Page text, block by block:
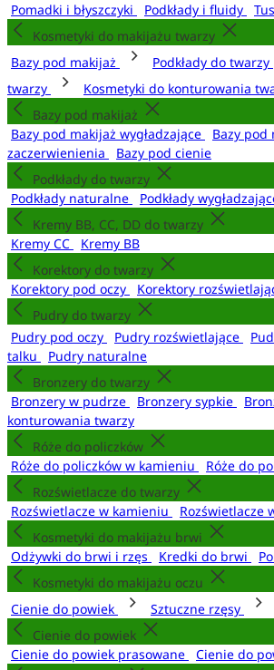
Pomadki i błyszczyki
Podkłady i fluidy
Kosmetyki do makijażu twarzy
Bazy pod makijaż
Podkłady do twarzy
twarzy
Kosmetyki do konturowania
Bazy pod makijaż
Bazy pod makijaż wygładzające
Bazy pod
zaczerwienienia
Bazy pod cienie
Podkłady do twarzy
Podkłady naturalne
Podkłady
Kremy BB, CC, DD do twarzy
Kremy CC
Kremy BB
Korektory do twarzy
Korektory pod oczy
Korektory
Pudry do twarzy
Pudry pod oczy
Pudry rozświetlające
talku
Pudry naturalne
Bronzery do twarzy
Bronzery w pudrze
Bronzery sypkie
konturowania twarzy
Róże do policzków
Róże do policzków w kamieniu
Róże do
Rozświetlacze do twarzy
Rozświetlacze w kamieniu
Rozświetlacze
Kosmetyki do makijażu brwi
Odżywki do brwi i rzęs
Kredki do brwi
Kosmetyki do makijażu oczu
Cienie do powiek
Sztuczne rzęsy
Cienie do powiek
Cienie do powiek prasowane
Cienie do